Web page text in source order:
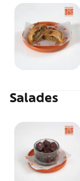
Salades